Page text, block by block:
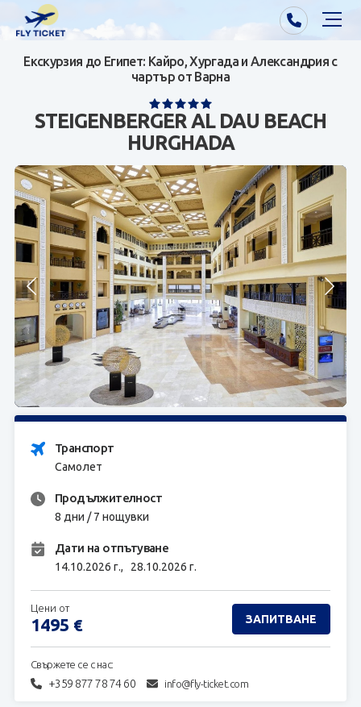
Почивки от Варна
Почивки от София/Пловдив/Бургас
Самолетни билети
Визи
Контакти
За нас
ЗАПИТВАНЕ
Екскурзия до Египет: Кайро, Хургада и Александрия с
чартър от Варна
STEIGENBERGER AL DAU BEACH
HURGHADA
Транспорт
Самолет
Продължителност
8 дни / 7 нощувки
Дати на отпътуване
14.10.2026 г., 28.10.2026 г.
Свържете се с нас:
+359 877 78 74 60 info@fly-ticket.com
Цени от
1495 € ЗАПИТВАНЕ